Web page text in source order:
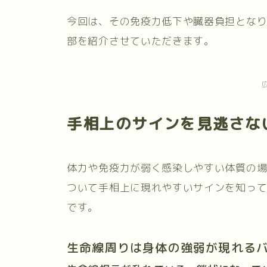
今回は、その免疫力低下や臓器負担とな
部を紹介させていただきます。
手相上のサインを見逃さ
体力や免疫力が弱く感染しやすい体質の
ついて手相上に現れやすいサインを知っ
です。
生命線周りは身体の強弱が現れる